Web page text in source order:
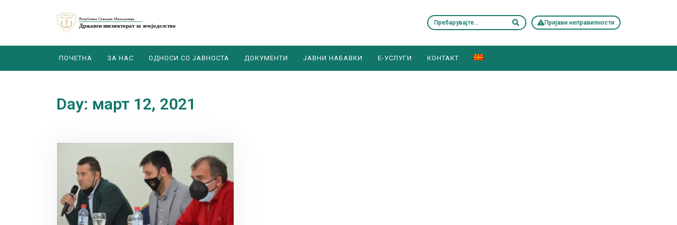
Пријави неправилности
ПОЧЕТНА ЗА НАС ОДНОСИ СО ЈАВНОСТА ДОКУМЕНТИ ЈАВНИ НАБАВКИ E-УСЛУГИ КОНТАКТ
Day: март 12, 2021